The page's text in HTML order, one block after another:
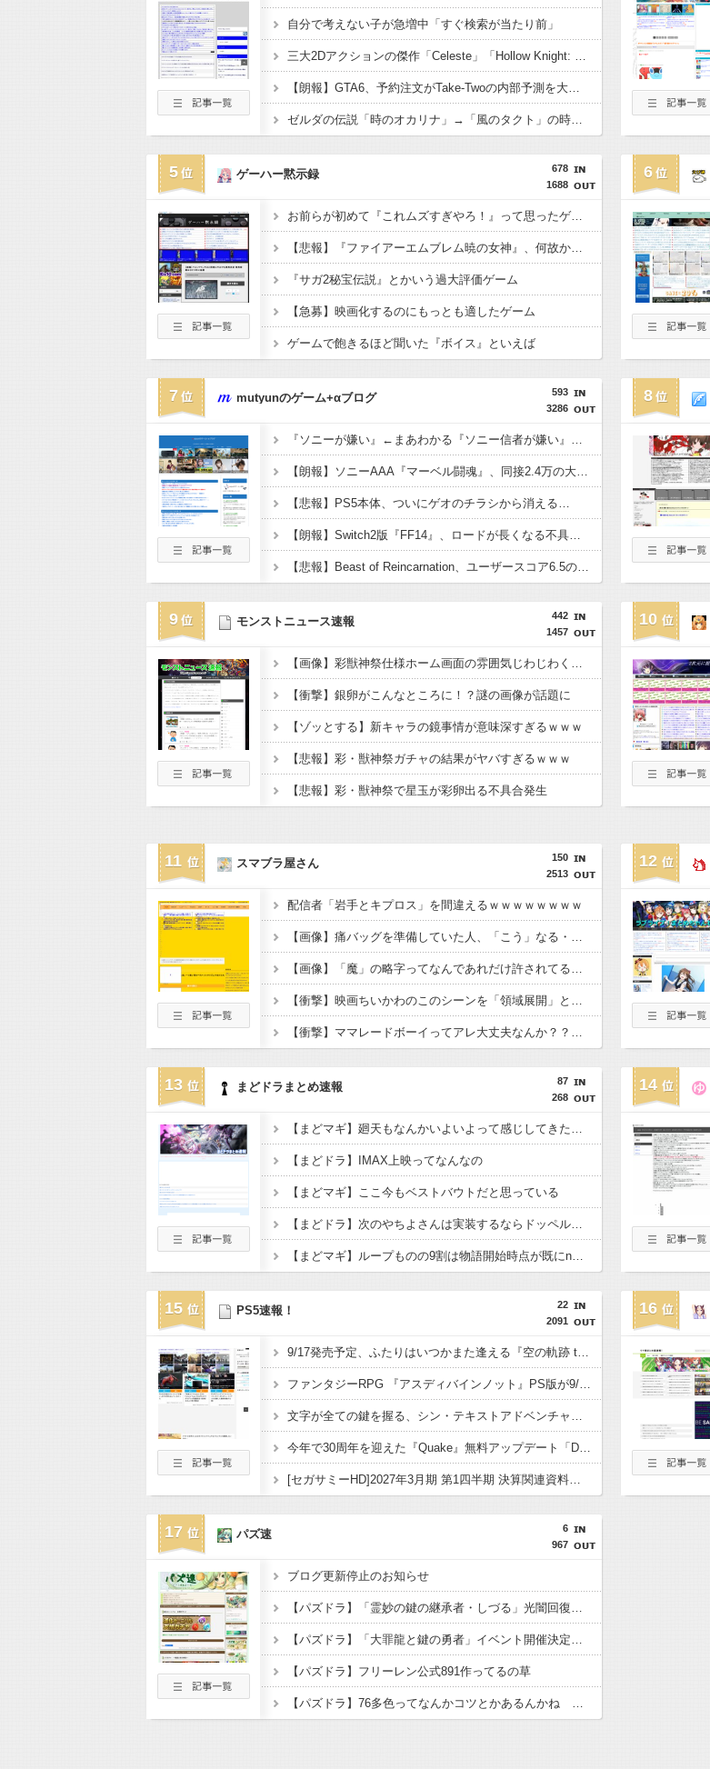
自分で考えない子が急増中「すぐ検索が当たり前」
三大2Dアクションの傑作「Celeste」「Hollow Knight: Silksong」あとひとつは？
【朗報】GTA6、予約注文がTake-Twoの内部予測を大幅に上回る
ゼルダの伝説「時のオカリナ」→「風のタクト」の時の空気感を知りたい
5
678
1688
ゲーハー黙示録
お前らが初めて『これムズすぎやろ！』って思ったゲームは何？
【悲報】『ファイアーエムブレム暁の女神』、何故か語られない
『サガ2秘宝伝説』とかいう過大評価ゲーム
【急募】映画化するのにもっとも適したゲーム
ゲームで飽きるほど聞いた『ボイス』といえば
6
7
593
3286
mutyunのゲーム+αブログ
『ソニーが嫌い』←まあわかる『ソニー信者が嫌い』←まあわかる『任天堂信者が嫌い』←まあわかる
【朗報】ソニーAAA『マーベル闘魂』、同接2.4万の大盛況ｗｗｗｗｗｗ
【悲報】PS5本体、ついにゲオのチラシから消える…
【朗報】Switch2版『FF14』、ロードが長くなる不具合の修正パッチを本日配信
【悲報】Beast of Reincarnation、ユーザースコア6.5のクソゲー評価へ
8
9
442
1457
モンストニュース速報
【画像】彩獣神祭仕様ホーム画面の雰囲気じわじわくるｗｗｗ
【衝撃】銀卵がこんなところに！？謎の画像が話題に
【ゾッとする】新キャラの鏡事情が意味深すぎるｗｗｗ
【悲報】彩・獣神祭ガチャの結果がヤバすぎるｗｗｗ
【悲報】彩・獣神祭で星玉が彩卵出る不具合発生
10
11
150
2513
スマブラ屋さん
配信者「岩手とキプロス」を間違えるｗｗｗｗｗｗｗｗ
【画像】痛バッグを準備していた人、「こう」なる・・・・・・
【画像】「魔」の略字ってなんであれだけ許されてるの？
【衝撃】映画ちいかわのこのシーンを「領域展開」と呼んでいる・・・・・
【衝撃】ママレードボーイってアレ大丈夫なんか？？？？？
12
13
87
268
まどドラまとめ速報
【まどマギ】廻天もなんかいよいよって感じしてきたなー
【まどドラ】IMAX上映ってなんなの
【まどマギ】ここ今もベストバウトだと思っている
【まどドラ】次のやちよさんは実装するならドッペルだろう
【まどマギ】ループものの9割は物語開始時点が既にn周目だったって仕掛けがあるよね
14
15
22
2091
PS5速報！
9/17発売予定、ふたりはいつかまた逢える『空の軌跡 the 2nd』プロモーショントレーラー公開！
ファンタジーRPG 『アスディバインノット』PS版が9/4リリース予定、プレオーダー開始
文字が全ての鍵を握る、シン・テキストアドベンチャー『文字遊戯』PS5版が8/20リリース決定
今年で30周年を迎えた『Quake』無料アップデート「Dawn of the Machine」が配信開始
[セガサミーHD]2027年3月期 第1四半期 決算関連資料公開。ゲーム事業は想定超え、通期予想は据え置き
16
17
6
967
パズ速
ブログ更新停止のお知らせ
【パズドラ】「霊妙の鍵の継承者・しづる」光闇回復陣の上限700億キャラ登場！
【パズドラ】「大罪龍と鍵の勇者」イベント開催決定！！新キャラ「バドヴェイン」「しづる」「いろは」やチャオリン・ベルガーの進化公開！
【パズドラ】フリーレン公式891作ってるの草
【パズドラ】76多色ってなんかコツとかあるんかね 完全に並べきるには15秒では足りないわ